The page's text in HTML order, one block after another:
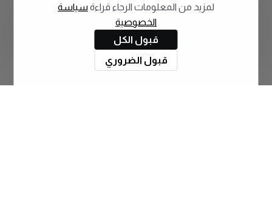
لمزيد من المعلومات الرجاء قراءة سياسة
الخصوصية
قبول الكل
قبول الضروري